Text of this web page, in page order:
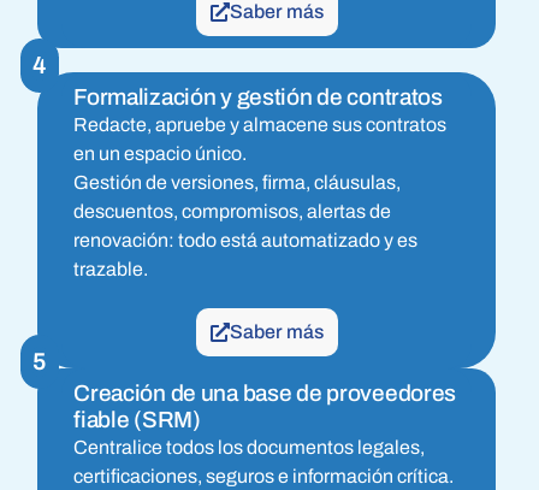
Saber más
4
Formalización y gestión de contratos
Redacte, apruebe y almacene sus contratos
en un espacio único.
Gestión de versiones, firma, cláusulas,
descuentos, compromisos, alertas de
renovación: todo está automatizado y es
trazable.
Saber más
5
Creación de una base de proveedores
fiable (SRM)
Centralice todos los documentos legales,
certificaciones, seguros e información crítica.